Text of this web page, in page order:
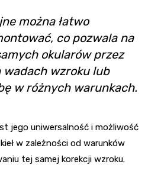
można łatwo
co pozwala na
okularów przez
wadach wzroku lub
w różnych warunkach.
jego uniwersalność i możliwość
w zależności od warunków
tej samej korekcji wzroku.